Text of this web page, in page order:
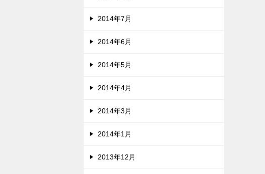
2014年7月
2014年6月
2014年5月
2014年4月
2014年3月
2014年1月
2013年12月